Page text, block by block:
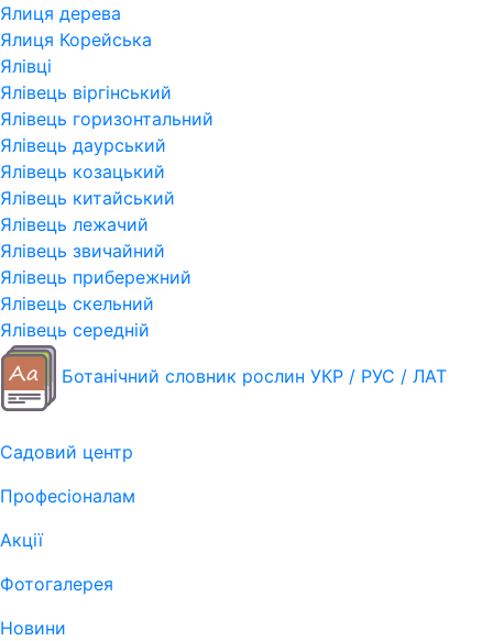
Ялиця дерева
Ялиця Корейська
Ялівці
Ялівець віргінський
Ялівець горизонтальний
Ялівець даурський
Ялівець козацький
Ялівець китайський
Ялівець лежачий
Ялівець звичайний
Ялівець прибережний
Ялівець скельний
Ялівець середній
Ботанічний словник рослин УКР / РУС / ЛАТ
Садовий центр
Професіоналам
Акції
Фотогалерея
Новини